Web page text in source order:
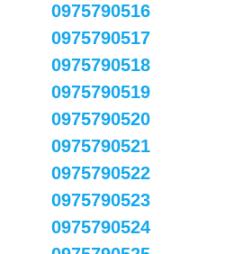
0975790516
0975790517
0975790518
0975790519
0975790520
0975790521
0975790522
0975790523
0975790524